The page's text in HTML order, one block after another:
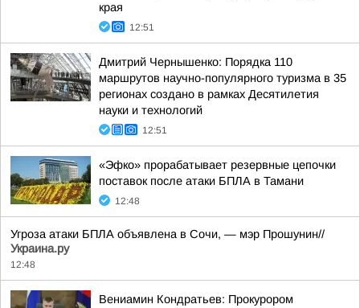
края
12:51
Дмитрий Чернышенко: Порядка 110
маршрутов научно-популярного туризма в 35
регионах создано в рамках Десятилетия
науки и технологий
12:51
«Эфко» прорабатывает резервные цепочки
поставок после атаки БПЛА в Тамани
12:48
Угроза атаки БПЛА объявлена в Сочи, — мэр Прошунин//
Украина.ру
12:48
Вениамин Кондратьев: Прокурором